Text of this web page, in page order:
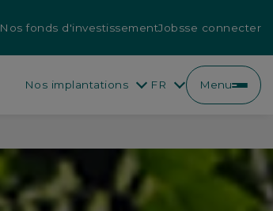
Nos fonds d'investissementJobsse connecter
Nos implantations FR Menu